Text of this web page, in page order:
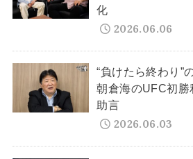
化
2026.06.06
“負けたら終わり”
朝倉海のUFC初
助言
2026.06.03